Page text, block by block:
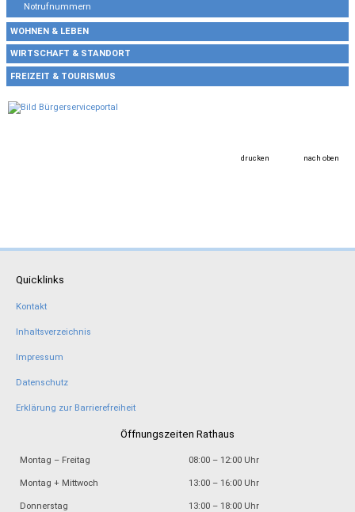
Notrufnummern
WOHNEN & LEBEN
WIRTSCHAFT & STANDORT
FREIZEIT & TOURISMUS
drucken nach oben
Quicklinks
Kontakt
Inhaltsverzeichnis
Impressum
Datenschutz
Erklärung zur Barrierefreiheit
Öffnungszeiten Rathaus
Montag – Freitag 08:00 – 12:00 Uhr
Montag + Mittwoch 13:00 – 16:00 Uhr
Donnerstag 13:00 – 18:00 Uhr